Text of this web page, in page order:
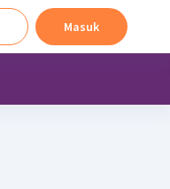
Masuk